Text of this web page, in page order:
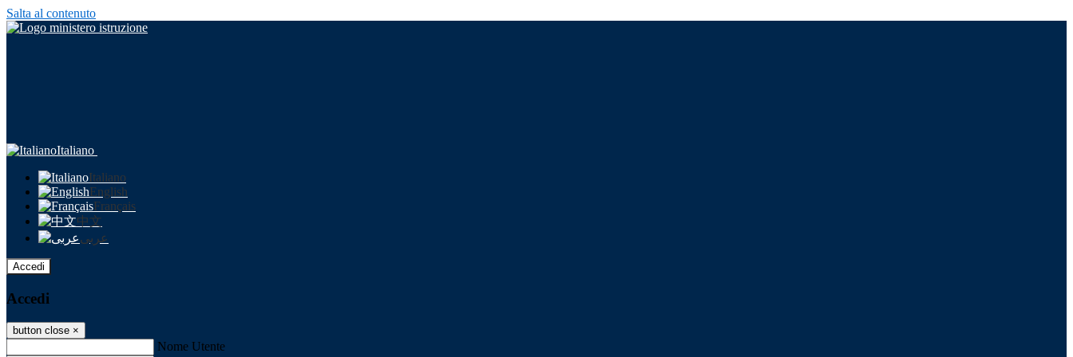
Salta al contenuto
Italiano
Italiano
English
Français
中文
عربى
Accedi
Accedi
button close ×
Nome Utente